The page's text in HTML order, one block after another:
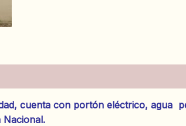
cuenta con portón eléctrico, agua
Nacional.